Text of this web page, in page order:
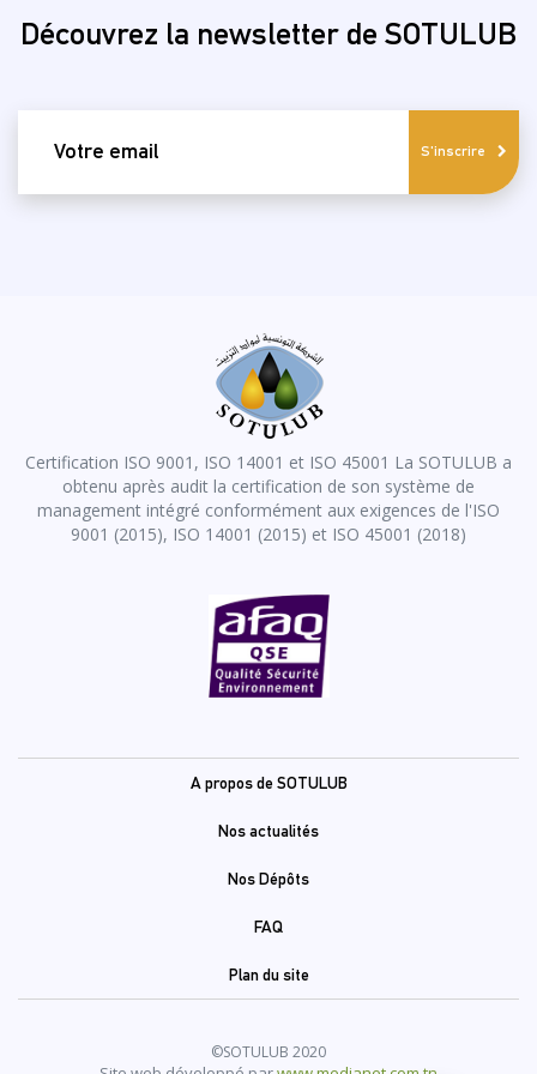
Découvrez la newsletter de SOTULUB
S'inscrire
Certification ISO 9001, ISO 14001 et ISO 45001 La SOTULUB a
obtenu après audit la certification de son système de
management intégré conformément aux exigences de l'ISO
9001 (2015), ISO 14001 (2015) et ISO 45001 (2018)
A propos de SOTULUB
Nos actualités
Nos Dépôts
FAQ
Plan du site
©SOTULUB 2020